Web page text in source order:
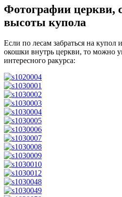
Фотографии церкви,
высоты купола
Если по лесам забраться на купол
окошки внутрь церкви, то можно
интересного ракурса: